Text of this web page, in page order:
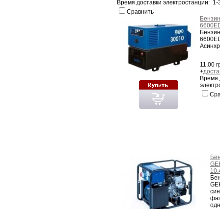
Время доставки электростанции: 1-
Сравнить
11,00
+
Время